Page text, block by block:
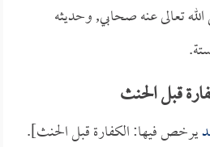
تعالى عنه صحابي, وحديثه
قبل الحنث
يرخص فيها: الكفارة قبل الحنث].